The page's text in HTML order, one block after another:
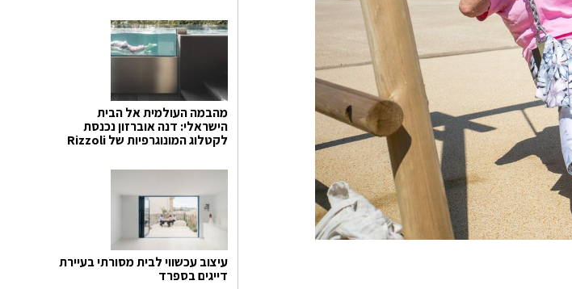
מהבמה העולמית אל הבית
הישראלי: דנה אוברזון נכנסת
לקטלוג המונוגרפיות של Rizzoli
עיצוב עכשווי לבית מסורתי בעיירת
דייגים בספרד